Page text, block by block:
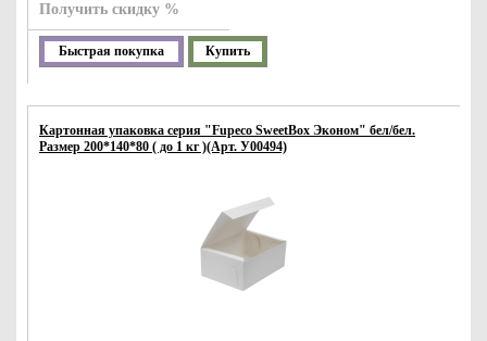
Получить скидку %
Быстрая покупка Купить
Картонная упаковка серия "Fupeco SweetBox Эконом" бел/бел.
Размер 200*140*80 ( до 1 кг )(Арт. У00494)